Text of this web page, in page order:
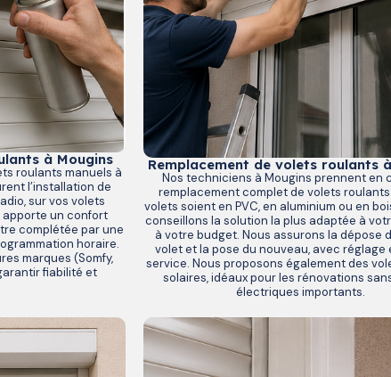
à Mougins
roulants manuels à
l’installation de
sur vos volets
apporte un confort
complétée par une
horaire.
marques (Somfy,
fiabilité et
Remplacement de volets roulants
Nos techniciens à Mougins prennent en
remplacement complet de volets
volets soient en PVC, en aluminium ou en
conseillons la solution la plus adaptée à
à votre budget. Nous assurons la dépose
volet et la pose du nouveau, avec réglage
service. Nous proposons également des
solaires, idéaux pour les rénovations
électriques importants.